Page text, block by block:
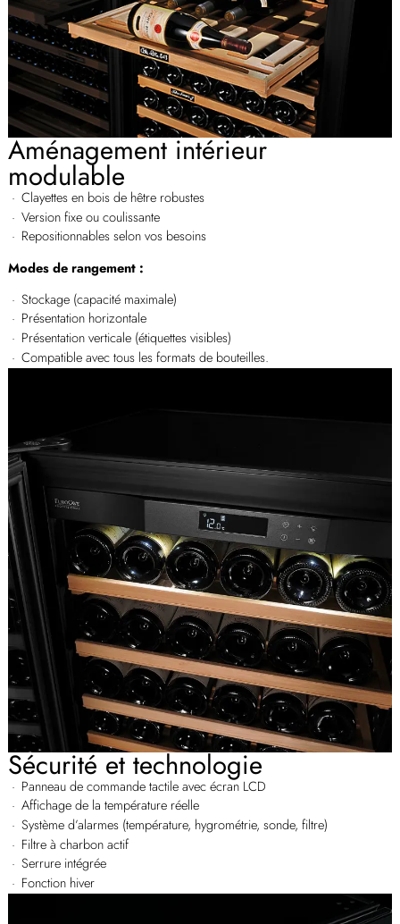
Aménagement intérieur
modulable
Clayettes en bois de hêtre robustes
Version fixe ou coulissante
Repositionnables selon vos besoins
Modes de rangement :
Stockage (capacité maximale)
Présentation horizontale
Présentation verticale (étiquettes visibles)
Compatible avec tous les formats de bouteilles.
Sécurité et technologie
Panneau de commande tactile avec écran LCD
Affichage de la température réelle
Système d’alarmes (température, hygrométrie, sonde, filtre)
Filtre à charbon actif
Serrure intégrée
Fonction hiver